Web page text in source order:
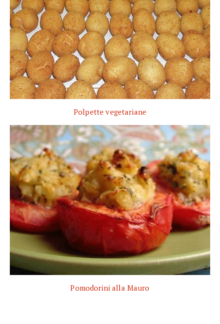
Polpette vegetariane
Pomodorini alla Mauro